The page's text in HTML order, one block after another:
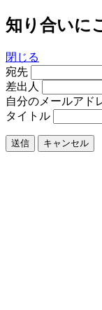
知り合いに
閉じる
宛先
差出人
自分のメールアド
タイトル
送信 キャンセル